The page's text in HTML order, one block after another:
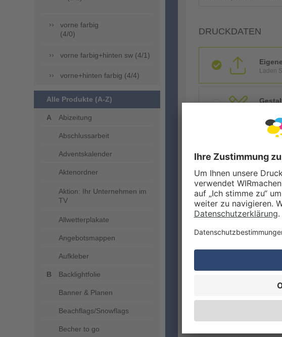
vorne farbig
(4/0)
vorne farbig+hinten sw (4/1)
vorne+hinten farbig (4/4)
Alle Produkte (A-Z)
Abizeitung
Abschlussarbeit
Adventskalender
Aktenordner
Aktion: Ihr Unternehmen im
TV
Allwetterplakate
Angebotsmappen
Aufkleber
Backlightfolie
Banner & Planen
Beachflags/Snowflags
Becher to go
DRUCKDATEN
Laden
VERARBEITUNG